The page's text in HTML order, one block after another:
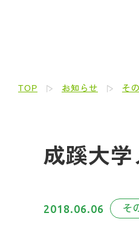
TOP お知らせ そ
成蹊大
2018.06.06 そ